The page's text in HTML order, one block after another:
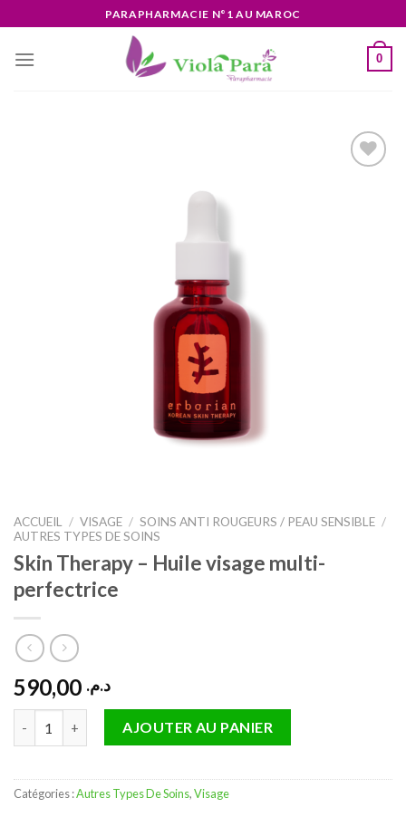
to
content
PARAPHARMACIE N°1 AU MAROC
0
ACCUEIL / VISAGE / SOINS ANTI ROUGEURS / PEAU SENSIBLE /
AUTRES TYPES DE SOINS
Skin Therapy – Huile visage multi-
perfectrice
د.م.
quantité de Skin Therapy - Huile visage multi-perfectrice
AJOUTER AU PANIER
Catégories :Autres Types De Soins,Visage